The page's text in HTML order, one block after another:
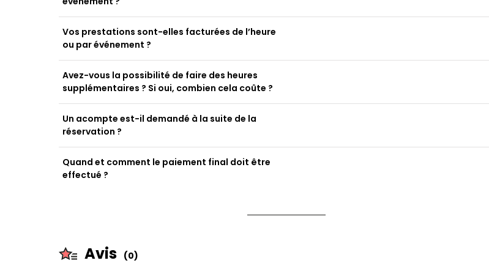
Vos prestations sont-elles facturées de l’heure
ou par événement ?
Avez-vous la possibilité de faire des heures
supplémentaires ? Si oui, combien cela coûte ?
Un acompte est-il demandé à la suite de la
réservation ?
Quand et comment le paiement final doit être
effectué ?
Avis (0)